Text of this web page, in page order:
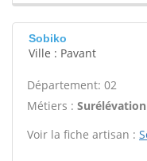
Sobiko
Ville : Pavant
Département: 02
Métiers :
Voir la fiche artisan :